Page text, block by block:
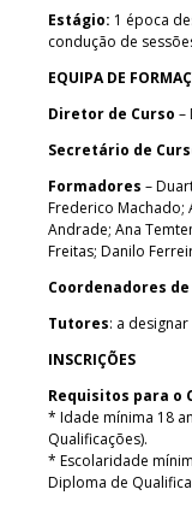
Estágio: 1 época
condução de
EQUIPA DE
Diretor de Curso –
Secretário de
Formadores –
Frederico Machado;
Andrade; Ana
Freitas; Danilo
Coordenadores
Tutores: a designar
INSCRIÇÕES
Requisitos para o
* Idade mínima 18
Qualificações).
* Escolaridade
Diploma de